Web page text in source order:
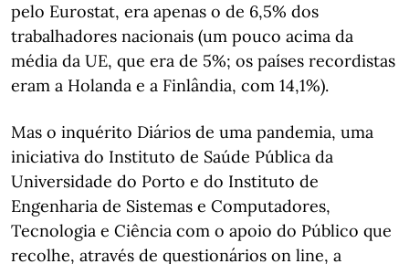
pelo Eurostat, era apenas o de 6,5% dos
trabalhadores nacionais (um pouco acima da
média da UE, que era de 5%; os países recordistas
eram a Holanda e a Finlândia, com 14,1%).
Mas o inquérito Diários de uma pandemia, uma
iniciativa do Instituto de Saúde Pública da
Universidade do Porto e do Instituto de
Engenharia de Sistemas e Computadores,
Tecnologia e Ciência com o apoio do Público que
recolhe, através de questionários on line, a